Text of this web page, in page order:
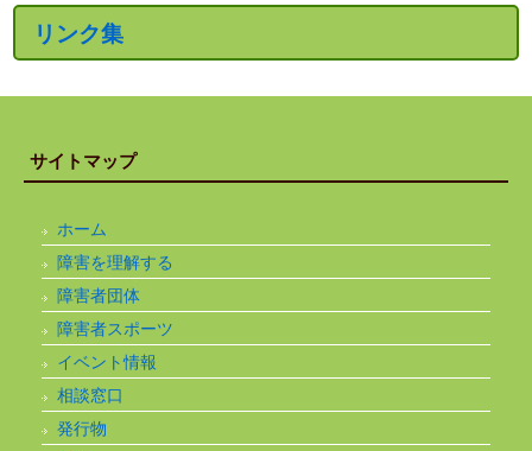
リンク集
サイトマップ
ホーム
障害を理解する
障害者団体
障害者スポーツ
イベント情報
相談窓口
発行物